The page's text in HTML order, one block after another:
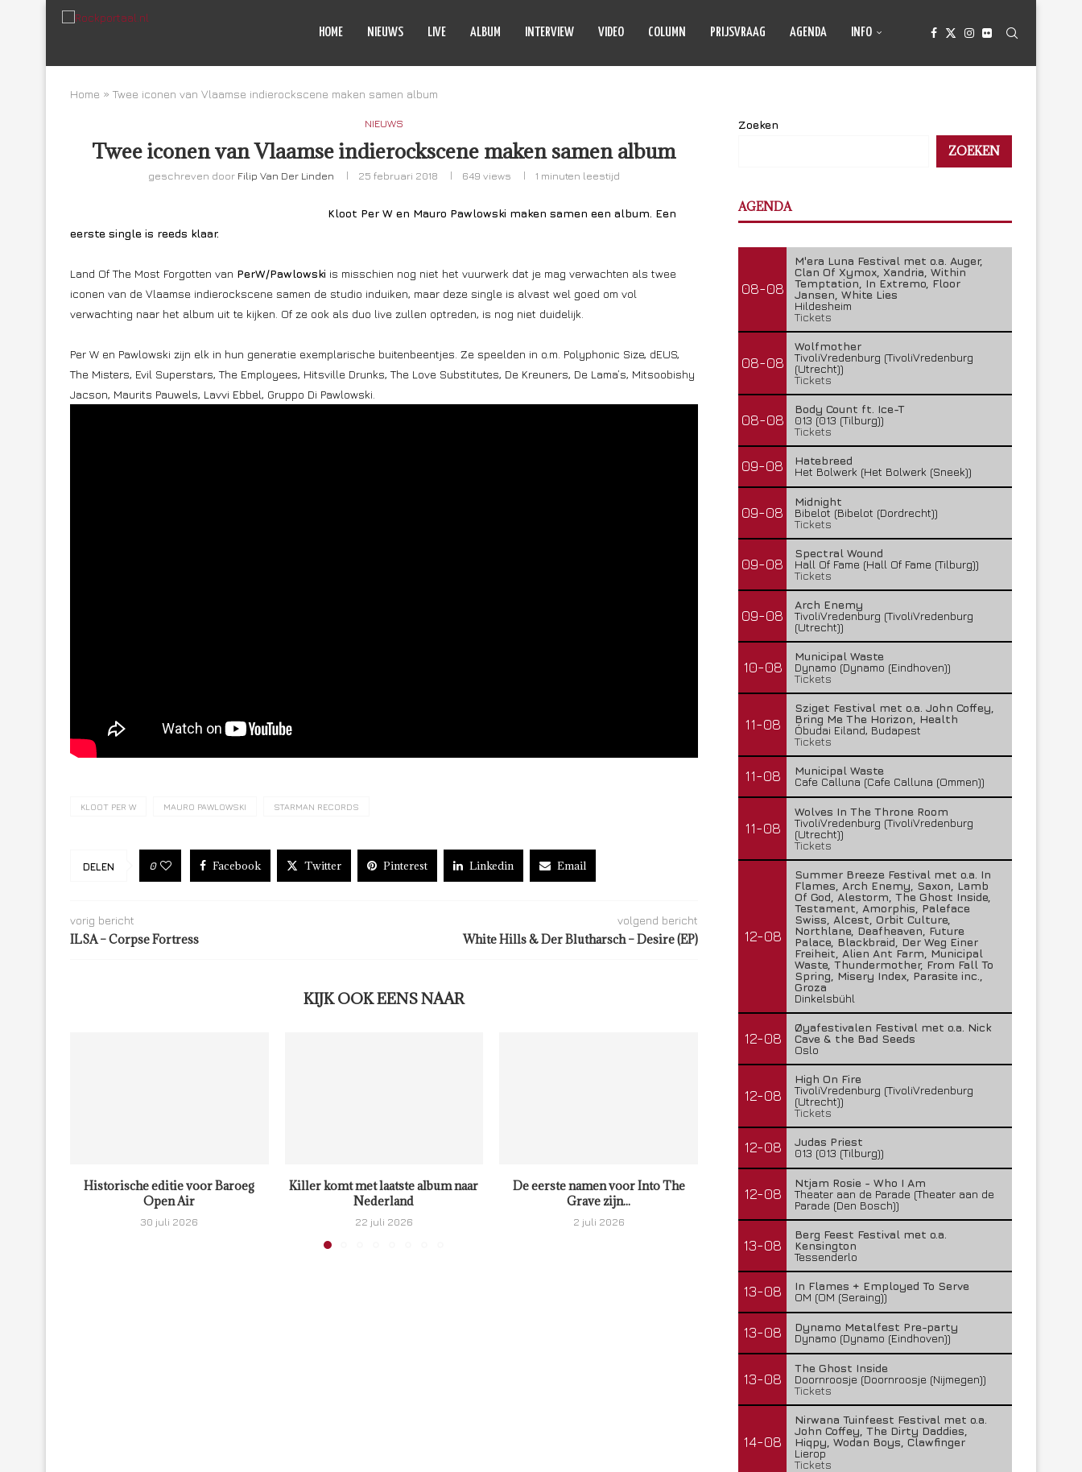
HOME NIEUWS LIVE ALBUM INTERVIEW VIDEO COLUMN PRIJSVRAAG AGENDA INFO
Home » Twee iconen van Vlaamse indierockscene maken samen album
NIEUWS
Twee iconen van Vlaamse indierockscene maken samen album
geschreven door Filip Van Der Linden 25 februari 2018 649 views 1 minuten leestijd
Kloot Per W en Mauro Pawlowski maken samen een album. Een
eerste single is reeds klaar.
Land Of The Most Forgotten van PerW/Pawlowski is misschien nog niet het vuurwerk dat je mag verwachten als twee
iconen van de Vlaamse indierockscene samen de studio induiken, maar deze single is alvast wel goed om vol
verwachting naar het album uit te kijken. Of ze ook als duo live zullen optreden, is nog niet duidelijk.
Per W en Pawlowski zijn elk in hun generatie exemplarische buitenbeentjes. Ze speelden in o.m. Polyphonic Size, dEUS,
The Misters, Evil Superstars, The Employees, Hitsville Drunks, The Love Substitutes, De Kreuners, De Lama’s, Mitsoobishy
Jacson, Maurits Pauwels, Lavvi Ebbel, Gruppo Di Pawlowski.
KLOOT PER W MAURO PAWLOWSKI STARMAN RECORDS
DELEN 0 Facebook Twitter Pinterest Linkedin Email
vorig bericht
ILSA – Corpse Fortress
volgend bericht
White Hills & Der Blutharsch – Desire (EP)
KIJK OOK EENS NAAR
Historische editie voor Baroeg
Open Air
30 juli 2026
Killer komt met laatste album naar
Nederland
22 juli 2026
De eerste namen voor Into The
Grave zijn...
2 juli 2026
FleXanT – Bloody Photographer
19 juni 2026
Zoeken
ZOEKEN
AGENDA
08-08
M'era Luna Festival met o.a. Auger,
Clan Of Xymox, Xandria, Within
Temptation, In Extremo, Floor
Jansen, White Lies
Hildesheim
Tickets
08-08
Wolfmother
TivoliVredenburg (TivoliVredenburg
(Utrecht))
Tickets
08-08
Body Count ft. Ice-T
013 (013 (Tilburg))
Tickets
09-08
Hatebreed
Het Bolwerk (Het Bolwerk (Sneek))
09-08
Midnight
Bibelot (Bibelot (Dordrecht))
Tickets
09-08
Spectral Wound
Hall Of Fame (Hall Of Fame (Tilburg))
Tickets
09-08
Arch Enemy
TivoliVredenburg (TivoliVredenburg
(Utrecht))
10-08
Municipal Waste
Dynamo (Dynamo (Eindhoven))
Tickets
11-08
Sziget Festival met o.a. John Coffey,
Bring Me The Horizon, Health
Óbudai Eiland, Budapest
Tickets
11-08
Municipal Waste
Cafe Calluna (Cafe Calluna (Ommen))
11-08
Wolves In The Throne Room
TivoliVredenburg (TivoliVredenburg
(Utrecht))
Tickets
12-08
Summer Breeze Festival met o.a. In
Flames, Arch Enemy, Saxon, Lamb
Of God, Alestorm, The Ghost Inside,
Testament, Amorphis, Paleface
Swiss, Alcest, Orbit Culture,
Northlane, Deafheaven, Future
Palace, Blackbraid, Der Weg Einer
Freiheit, Alien Ant Farm, Municipal
Waste, Thundermother, From Fall To
Spring, Misery Index, Parasite inc.,
Groza
Dinkelsbühl
12-08
Øyafestivalen Festival met o.a. Nick
Cave & the Bad Seeds
Oslo
12-08
High On Fire
TivoliVredenburg (TivoliVredenburg
(Utrecht))
Tickets
12-08
Judas Priest
013 (013 (Tilburg))
12-08
Ntjam Rosie - Who I Am
Theater aan de Parade (Theater aan de
Parade (Den Bosch))
13-08
Berg Feest Festival met o.a.
Kensington
Tessenderlo
13-08
In Flames + Employed To Serve
OM (OM (Seraing))
13-08
Dynamo Metalfest Pre-party
Dynamo (Dynamo (Eindhoven))
13-08
The Ghost Inside
Doornroosje (Doornroosje (Nijmegen))
Tickets
14-08
Nirwana Tuinfeest Festival met o.a.
John Coffey, The Dirty Daddies,
Hiqpy, Wodan Boys, Clawfinger
Lierop
Tickets